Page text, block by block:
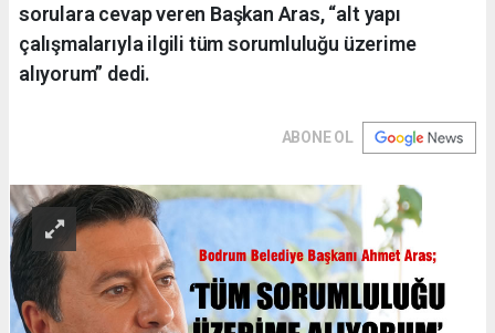
sorulara cevap veren Başkan Aras, “alt yapı
çalışmalarıyla ilgili tüm sorumluluğu üzerime
alıyorum” dedi.
ABONE OL